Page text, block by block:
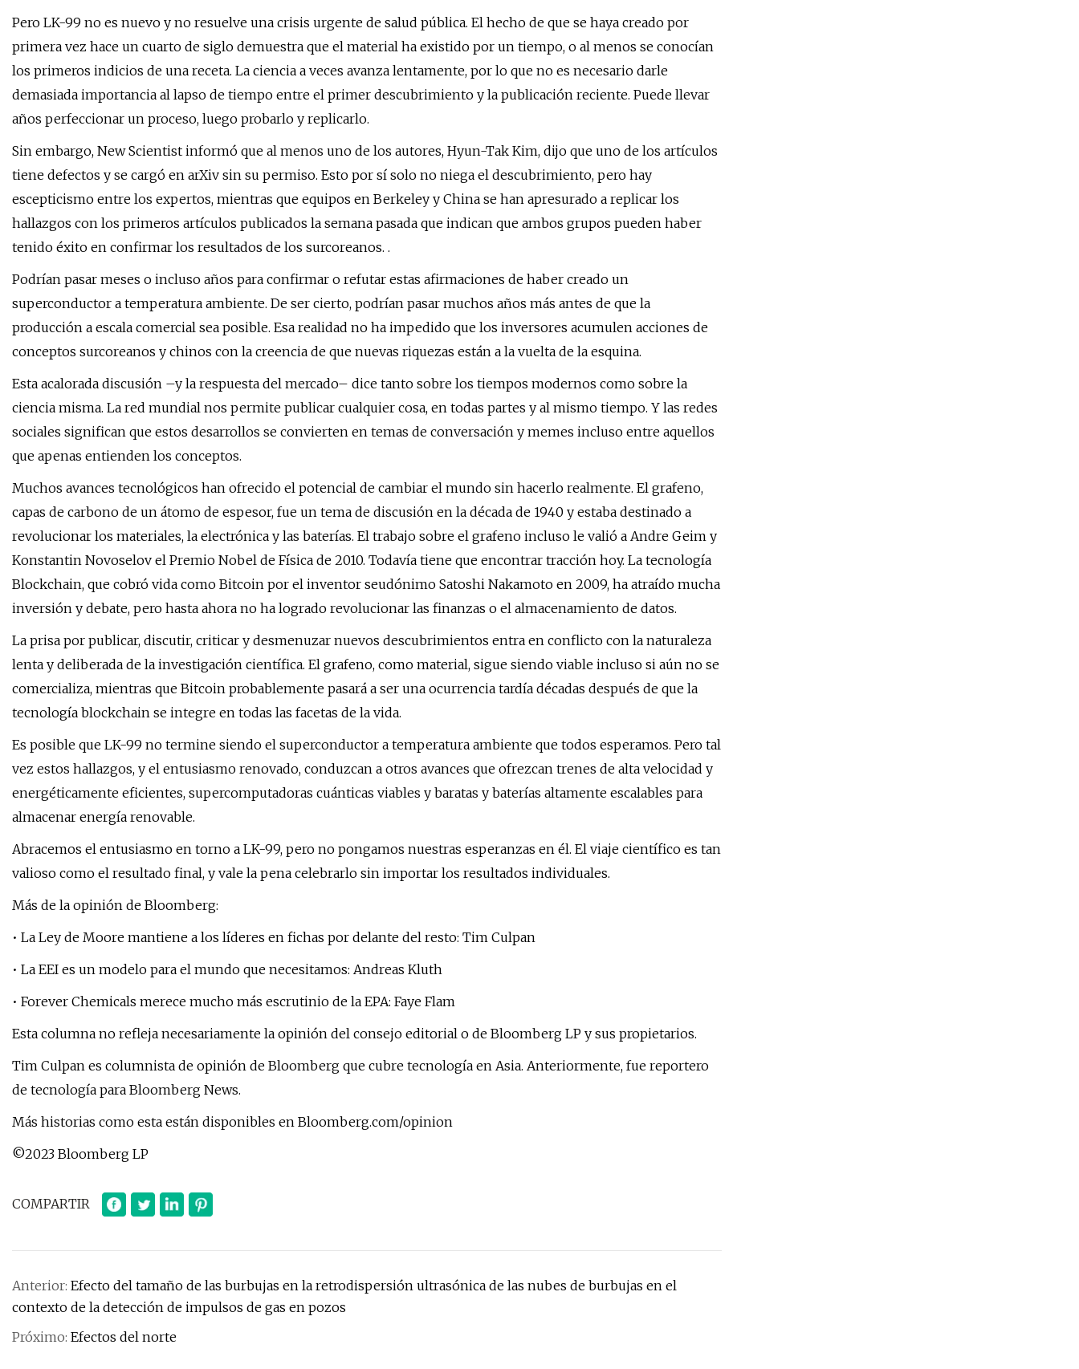
Pero LK-99 no es nuevo y no resuelve una crisis urgente de salud pública. El hecho de que se haya creado por
primera vez hace un cuarto de siglo demuestra que el material ha existido por un tiempo, o al menos se conocían
los primeros indicios de una receta. La ciencia a veces avanza lentamente, por lo que no es necesario darle
demasiada importancia al lapso de tiempo entre el primer descubrimiento y la publicación reciente. Puede llevar
años perfeccionar un proceso, luego probarlo y replicarlo.
Sin embargo, New Scientist informó que al menos uno de los autores, Hyun-Tak Kim, dijo que uno de los artículos
tiene defectos y se cargó en arXiv sin su permiso. Esto por sí solo no niega el descubrimiento, pero hay
escepticismo entre los expertos, mientras que equipos en Berkeley y China se han apresurado a replicar los
hallazgos con los primeros artículos publicados la semana pasada que indican que ambos grupos pueden haber
tenido éxito en confirmar los resultados de los surcoreanos. .
Podrían pasar meses o incluso años para confirmar o refutar estas afirmaciones de haber creado un
superconductor a temperatura ambiente. De ser cierto, podrían pasar muchos años más antes de que la
producción a escala comercial sea posible. Esa realidad no ha impedido que los inversores acumulen acciones de
conceptos surcoreanos y chinos con la creencia de que nuevas riquezas están a la vuelta de la esquina.
Esta acalorada discusión –y la respuesta del mercado– dice tanto sobre los tiempos modernos como sobre la
ciencia misma. La red mundial nos permite publicar cualquier cosa, en todas partes y al mismo tiempo. Y las redes
sociales significan que estos desarrollos se convierten en temas de conversación y memes incluso entre aquellos
que apenas entienden los conceptos.
Muchos avances tecnológicos han ofrecido el potencial de cambiar el mundo sin hacerlo realmente. El grafeno,
capas de carbono de un átomo de espesor, fue un tema de discusión en la década de 1940 y estaba destinado a
revolucionar los materiales, la electrónica y las baterías. El trabajo sobre el grafeno incluso le valió a Andre Geim y
Konstantin Novoselov el Premio Nobel de Física de 2010. Todavía tiene que encontrar tracción hoy. La tecnología
Blockchain, que cobró vida como Bitcoin por el inventor seudónimo Satoshi Nakamoto en 2009, ha atraído mucha
inversión y debate, pero hasta ahora no ha logrado revolucionar las finanzas o el almacenamiento de datos.
La prisa por publicar, discutir, criticar y desmenuzar nuevos descubrimientos entra en conflicto con la naturaleza
lenta y deliberada de la investigación científica. El grafeno, como material, sigue siendo viable incluso si aún no se
comercializa, mientras que Bitcoin probablemente pasará a ser una ocurrencia tardía décadas después de que la
tecnología blockchain se integre en todas las facetas de la vida.
Es posible que LK-99 no termine siendo el superconductor a temperatura ambiente que todos esperamos. Pero tal
vez estos hallazgos, y el entusiasmo renovado, conduzcan a otros avances que ofrezcan trenes de alta velocidad y
energéticamente eficientes, supercomputadoras cuánticas viables y baratas y baterías altamente escalables para
almacenar energía renovable.
Abracemos el entusiasmo en torno a LK-99, pero no pongamos nuestras esperanzas en él. El viaje científico es tan
valioso como el resultado final, y vale la pena celebrarlo sin importar los resultados individuales.
Más de la opinión de Bloomberg:
• La Ley de Moore mantiene a los líderes en fichas por delante del resto: Tim Culpan
• La EEI es un modelo para el mundo que necesitamos: Andreas Kluth
• Forever Chemicals merece mucho más escrutinio de la EPA: Faye Flam
Esta columna no refleja necesariamente la opinión del consejo editorial o de Bloomberg LP y sus propietarios.
Tim Culpan es columnista de opinión de Bloomberg que cubre tecnología en Asia. Anteriormente, fue reportero
de tecnología para Bloomberg News.
Más historias como esta están disponibles en Bloomberg.com/opinion
©2023 Bloomberg LP
COMPARTIR
Anterior: Efecto del tamaño de las burbujas en la retrodispersión ultrasónica de las nubes de burbujas en el
contexto de la detección de impulsos de gas en pozos
Próximo: Efectos del norte